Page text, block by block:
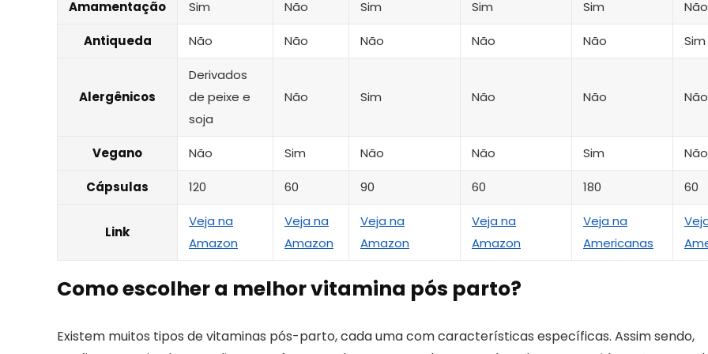
Amamentação Sim Não Sim Sim Sim Não
Antiqueda Não Não Não Não Não Sim
Alergênicos
Derivados
de peixe e
soja
Não Sim Não Não Não
Vegano Não Sim Não Não Sim Não
Cápsulas 120 60 90 60 180 60
Link
Veja na
Amazon
Veja na
Amazon
Veja na
Amazon
Veja na
Amazon
Veja na
Americanas
Como escolher a melhor vitamina pós parto?
Existem muitos tipos de vitaminas pós-parto, cada uma com características específicas. Assim sendo,